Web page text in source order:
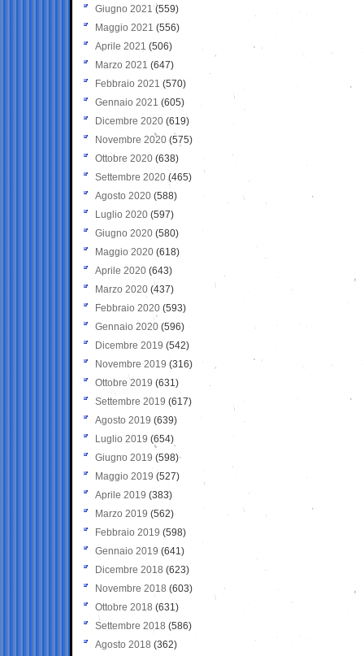
Giugno 2021(559)
Maggio 2021 (556)
Aprile 2021 (506)
Marzo 2021 (647)
Febbraio 2021 (570)
Gennaio 2021 (605)
Dicembre 2020 (619)
Novembre 2020 (575)
Ottobre 2020 (638)
Settembre 2020(465)
Agosto 2020 (588)
Luglio 2020 (597)
Giugno 2020 (580)
Maggio 2020 (618)
Aprile 2020 (643)
Marzo 2020 (437)
Febbraio 2020 (593)
Gennaio 2020 (596)
Dicembre 2019 (542)
Novembre 2019 (316)
Ottobre 2019 (631)
Settembre 2019 (617)
Agosto 2019 (639)
Luglio 2019 (654)
Giugno 2019 (598)
Maggio 2019 (527)
Aprile 2019 (383)
Marzo 2019 (562)
Febbraio 2019 (598)
Gennaio 2019 (641)
Dicembre 2018 (623)
Novembre 2018 (603)
Ottobre 2018 (631)
Settembre 2018 (586)
Agosto 2018 (362)